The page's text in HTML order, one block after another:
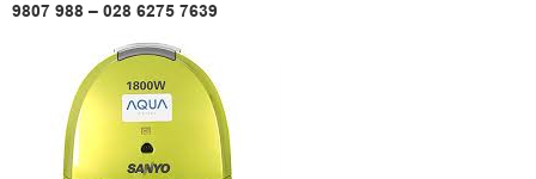
9807 988 – 028 6275 7639